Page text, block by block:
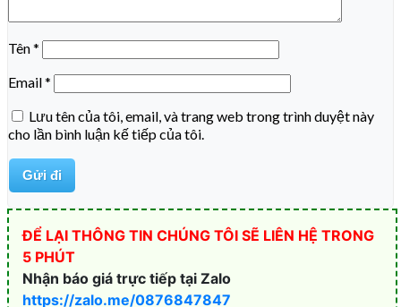
Tên*
Email*
Lưu tên của tôi, email, và trang web trong trình duyệt này
cho lần bình luận kế tiếp của tôi.